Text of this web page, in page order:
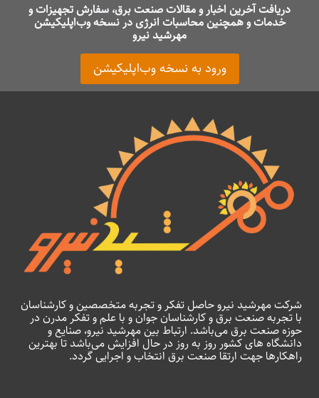
دریافت آخرین اخبار و مقالات صنعت برق، سفارش تجهیزات و
خدمات و همچنین محاسبات انرژی در نسخه وب‌اپلیکیشن
مهرشید نیرو
ورود به نسخه وب‌اپلیکیشن
شرکت مهرشید نیرو حاصل تفکر و تجربه متخصصین و کارشناسان
با تجربه صنعت برق و کارشناسان جوان و با علم و تفکر مدرن در
حوزه صنعت برق می‌باشد. ارتباط بین مهرشید نیرو، صنایع و
دانشگاه های کشور روز به روز در حال افزایش می‌باشد تا بهترین
راهکارها جهت ارتقا صنعت برق انتخاب و اجرایی گردد.